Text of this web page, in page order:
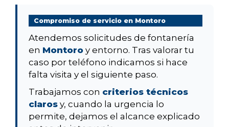
Compromiso de servicio en Montoro
Atendemos solicitudes de fontanería
en Montoro y entorno. Tras valorar tu
caso por teléfono indicamos si hace
falta visita y el siguiente paso.
Trabajamos con criterios técnicos
claros y, cuando la urgencia lo
permite, dejamos el alcance explicado